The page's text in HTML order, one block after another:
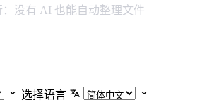
：没有 AI 也能自动整理文件
选择语言